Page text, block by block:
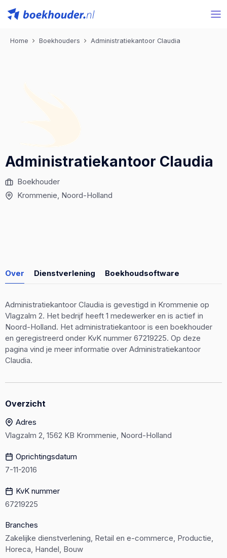
Home Boekhouders Administratiekantoor Claudia
Administratiekantoor Claudia
Boekhouder
Krommenie, Noord-Holland
Over Dienstverlening Boekhoudsoftware
Administratiekantoor Claudia is gevestigd in Krommenie op
Vlagzalm 2. Het bedrijf heeft 1 medewerker en is actief in
Noord-Holland. Het administratiekantoor is een boekhouder
en geregistreerd onder KvK nummer 67219225. Op deze
pagina vind je meer informatie over Administratiekantoor
Claudia.
Overzicht
Adres
Vlagzalm 2, 1562 KB Krommenie, Noord-Holland
Oprichtingsdatum
7-11-2016
KvK nummer
67219225
Branches
Zakelijke dienstverlening, Retail en e-commerce, Productie,
Horeca, Handel, Bouw